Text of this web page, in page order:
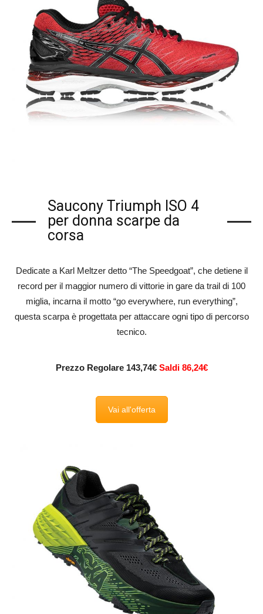
Saucony Triumph ISO 4
per donna scarpe da
corsa
Dedicate a Karl Meltzer detto “The Speedgoat”, che detiene il
record per il maggior numero di vittorie in gare da trail di 100
miglia, incarna il motto “go everywhere, run everything”,
questa scarpa è progettata per attaccare ogni tipo di percorso
tecnico.
Prezzo Regolare 143,74€ Saldi 86,24€
Vai all'offerta